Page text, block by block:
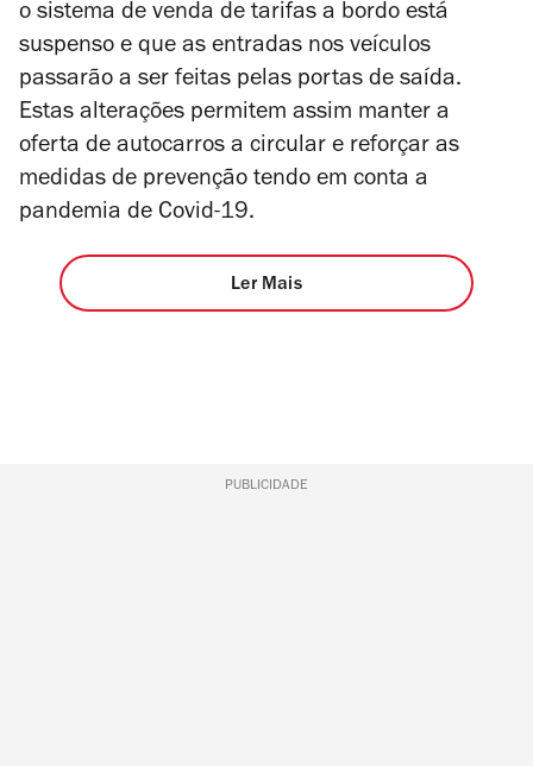
o sistema de venda de tarifas a bordo está
suspenso e que as entradas nos veículos
passarão a ser feitas pelas portas de saída.
Estas alterações permitem assim manter a
oferta de autocarros a circular e reforçar as
medidas de prevenção tendo em conta a
pandemia de Covid-19.
Ler Mais
PUBLICIDADE